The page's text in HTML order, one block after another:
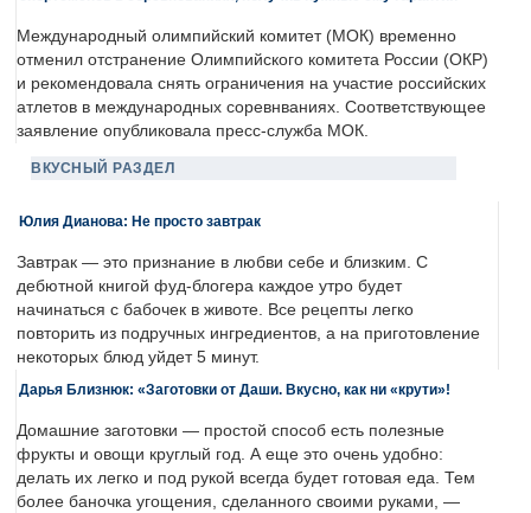
Международный олимпийский комитет (МОК) временно
отменил отстранение Олимпийского комитета России (ОКР)
и рекомендовала снять ограничения на участие российских
атлетов в международных соревнваниях. Соответствующее
заявление опубликовала пресс-служба МОК.
ВКУСНЫЙ РАЗДЕЛ
Юлия Дианова: Не просто завтрак
Завтрак — это признание в любви себе и близким. С
дебютной книгой фуд-блогера каждое утро будет
начинаться с бабочек в животе. Все рецепты легко
повторить из подручных ингредиентов, а на приготовление
некоторых блюд уйдет 5 минут.
Дарья Близнюк: «Заготовки от Даши. Вкусно, как ни «крути»!
Домашние заготовки — простой способ есть полезные
фрукты и овощи круглый год. А еще это очень удобно:
делать их легко и под рукой всегда будет готовая еда. Тем
более баночка угощения, сделанного своими руками, —